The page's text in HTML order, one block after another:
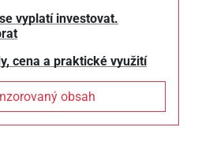
vyplatí investovat.
cena a praktické využití
obsah